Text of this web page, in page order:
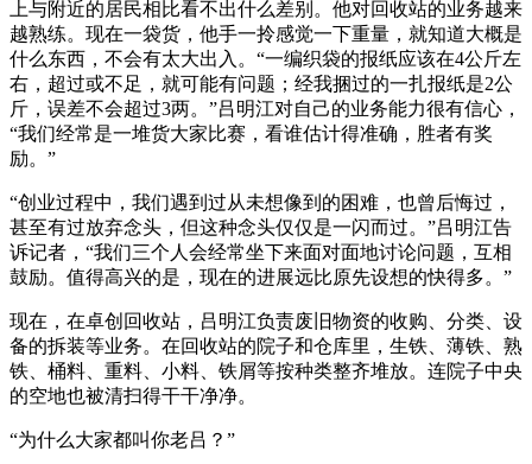
上与附近的居民相比看不出什么差别。他对回收站的业务越来
越熟练。现在一袋货，他手一拎感觉一下重量，就知道大概是
什么东西，不会有太大出入。“一编织袋的报纸应该在4公斤左
右，超过或不足，就可能有问题；经我捆过的一扎报纸是2公
斤，误差不会超过3两。”吕明江对自己的业务能力很有信心，
“我们经常是一堆货大家比赛，看谁估计得准确，胜者有奖
励。”
“创业过程中，我们遇到过从未想像到的困难，也曾后悔过，
甚至有过放弃念头，但这种念头仅仅是一闪而过。”吕明江告
诉记者，“我们三个人会经常坐下来面对面地讨论问题，互相
鼓励。值得高兴的是，现在的进展远比原先设想的快得多。”
现在，在卓创回收站，吕明江负责废旧物资的收购、分类、设
备的拆装等业务。在回收站的院子和仓库里，生铁、薄铁、熟
铁、桶料、重料、小料、铁屑等按种类整齐堆放。连院子中央
的空地也被清扫得干干净净。
“为什么大家都叫你老吕？”